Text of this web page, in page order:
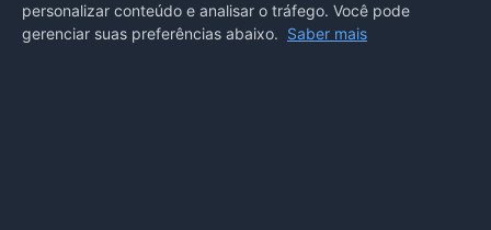
PORTAL COVID-19
personalizar conteúdo e analisar o tráfego. Você pode
gerenciar suas preferências abaixo. Saber mais